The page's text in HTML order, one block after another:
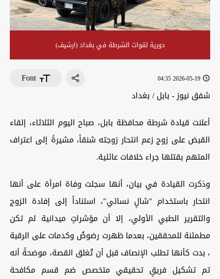
دورية لقوات الشرطة في بغداد (ارشيف)
2026-05-19 04:35
Font
شفق نيوز - بابل / بغداد
أعلنت قيادة شرطة محافظة بابل، صباح اليوم الثلاثاء، إلقاء
القبض على زوج زعم انتحار زوجته شنقاً، مشيرةً إلى اعتراف
المتهم بقتلها جراء خلافات عائلية.
وذكرت القيادة في بيان، أنها سجلت وفاة امرأة على أنها
انتحار باستخدام "شالٍ نسائي"، استناداً إلى إفادة الزوج
والتقرير الطبي الأولي، إلا أن مؤشراتٍ ميدانية لم تكن
مطمئنة للمحققين، بعدما ظهرت رضوضٌ وكدمات على الرقبة
، بدت كأنها تطلب الإنصاف قبل أن تُغلق القصة، موضحةً أنه
تم تشكيل فريقٍ تحقيقي متخصص ضم قسم مكافحة